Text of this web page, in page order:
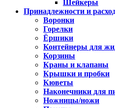
Шейкеры
Принадлежности и
Воронки
Горелки
Ёршики
Контейнеры для
Корзины
Краны и клапаны
Крышки и пробки
Кюветы
Наконечники для
Ножницы/ножи